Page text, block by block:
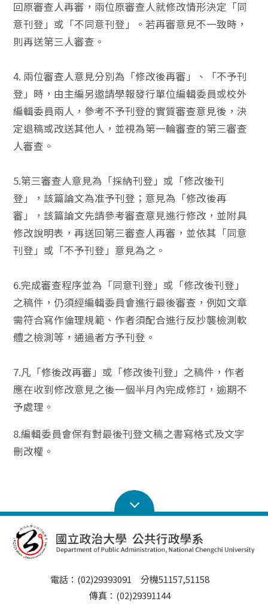
回原審查人再審，兩位原審查人就修改情形決定「同
意刊登」或「不同意刊登」。若再審意見不一致時，
則再送第三人審查。
4. 兩位審查人意見分別為「修改後再審」、「不予刊
登」時，由主編另邀請學報發行單位編輯委員或校外
編輯委員兩人，參考不予刊登的實質審查意見後，決
定退稿或改送其他人，並視為第一輪審查的第三審查
人審查。
5.第三審查人意見為「採納刊登」或「修改後刊
登」，該篇論文為准予刊登；意見為「修改後再
審」，該篇論文先請參考審查意見進行修改，並附具
修改說明表，再送回第三審查人再審，並依其「同意
刊登」或「不予刊登」意見為之。
6.完成審查程序並為「同意刊登」或「修改後刊登」
之稿件，仍須經編輯委員會進行最後審查，例如文章
需符合寫作倫理規範、作者須配合進行反抄襲檢測軟
體之檢測等，通過者方予刊登。
7.凡「修後改再審」或「修改後刊登」之稿件，作者
應在收到修改意見之後一個半月內完成修訂，逾期不
予處理。
8.編輯委員會保有對最後刊登文稿之書寫格式及文字
刪改權。
電話：(02)29393091 分機51157,51158
傳真：(02)29391144